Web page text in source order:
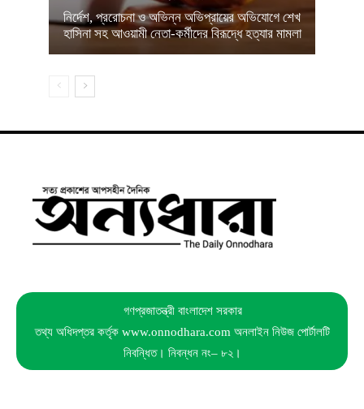
নির্দেশ, প্ররোচনা ও অভিন্ন অভিপ্রায়ের অভিযোগে শেখ
হাসিনা সহ আওয়ামী নেতা-কর্মীদের বিরূদ্ধে হত্যার মামলা
গণপ্রজাতন্ত্রী বাংলাদেশ সরকার
তথ্য অধিদপ্তর কর্তৃক www.onnodhara.com অনলাইন নিউজ পোর্টালটি
নিবন্ধিত। নিবন্ধন নং– ৮২।